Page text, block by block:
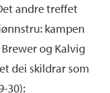
andre treffet
kampen
og Kalvig
dei skildrar som
30):